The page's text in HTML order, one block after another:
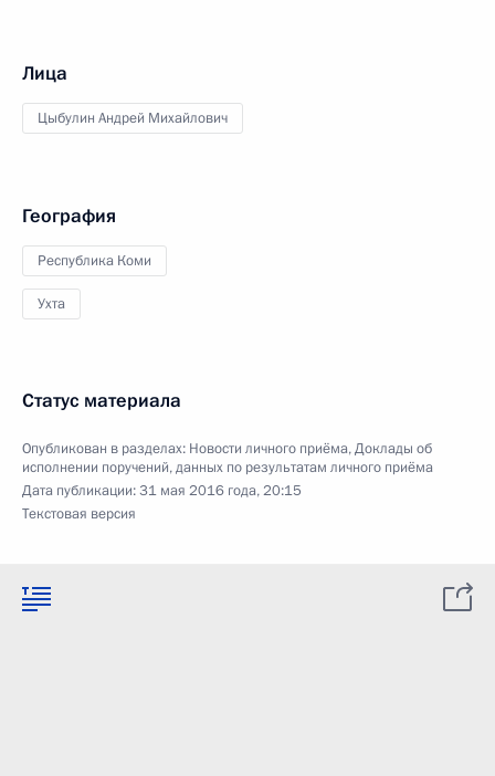
Лица
Цыбулин Андрей Михайлович
География
Республика Коми
Ухта
Статус материала
Опубликован в разделах: Новости личного приёма,Доклады об
исполнении поручений, данных по результатам личного приёма
Дата публикации:31 мая 2016 года, 20:15
Текстовая версия